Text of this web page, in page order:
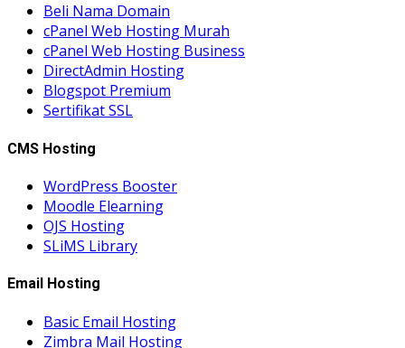
Beli Nama Domain
cPanel Web Hosting Murah
cPanel Web Hosting Business
DirectAdmin Hosting
Blogspot Premium
Sertifikat SSL
CMS Hosting
WordPress Booster
Moodle Elearning
OJS Hosting
SLiMS Library
Email Hosting
Basic Email Hosting
Zimbra Mail Hosting